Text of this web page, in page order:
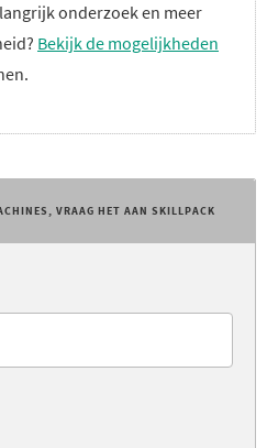
onderzoek en meer
Bekijk de mogelijkheden
VRAAG HET AAN SKILLPACK